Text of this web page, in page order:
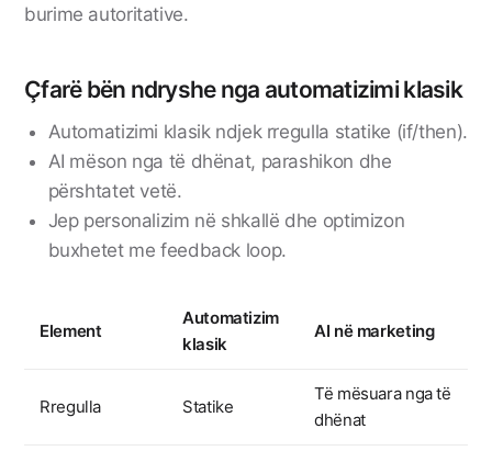
burime autoritative.
Çfarë bën ndryshe nga automatizimi klasik
Automatizimi klasik ndjek rregulla statike (if/then).
AI mëson nga të dhënat, parashikon dhe
përshtatet vetë.
Jep personalizim në shkallë dhe optimizon
buxhetet me feedback loop.
Element
Automatizim
klasik
AI në marketing
Rregulla Statike
Të mësuara nga të
dhënat